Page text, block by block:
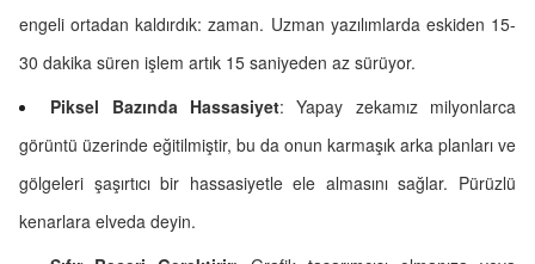
engeli ortadan kaldırdık: zaman. Uzman yazılımlarda eskiden 15-
30 dakika süren işlem artık 15 saniyeden az sürüyor.
Piksel Bazında Hassasiyet: Yapay zekamız milyonlarca
görüntü üzerinde eğitilmiştir, bu da onun karmaşık arka planları ve
gölgeleri şaşırtıcı bir hassasiyetle ele almasını sağlar. Pürüzlü
kenarlara elveda deyin.